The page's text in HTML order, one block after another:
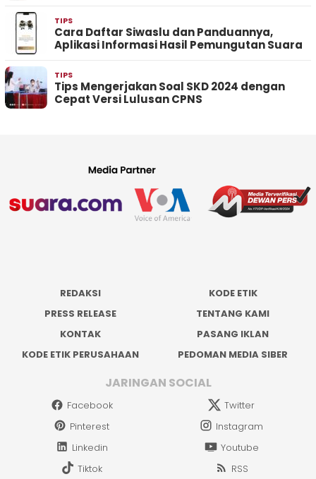
TIPS
Cara Daftar Siwaslu dan Panduannya,
Aplikasi Informasi Hasil Pemungutan Suara
TIPS
Tips Mengerjakan Soal SKD 2024 dengan
Cepat Versi Lulusan CPNS
REDAKSI
KODE ETIK
PRESS RELEASE
TENTANG KAMI
KONTAK
PASANG IKLAN
KODE ETIK PERUSAHAAN
PEDOMAN MEDIA SIBER
JARINGAN SOCIAL
Facebook
Twitter
Pinterest
Instagram
Linkedin
Youtube
Tiktok
RSS